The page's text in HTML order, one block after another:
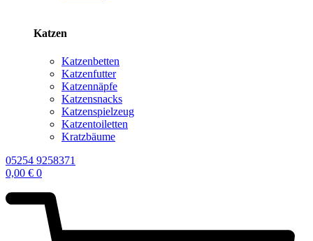
Katzen
Katzenbetten
Katzenfutter
Katzennäpfe
Katzensnacks
Katzenspielzeug
Katzentoiletten
Kratzbäume
05254 9258371
0,00 € 0